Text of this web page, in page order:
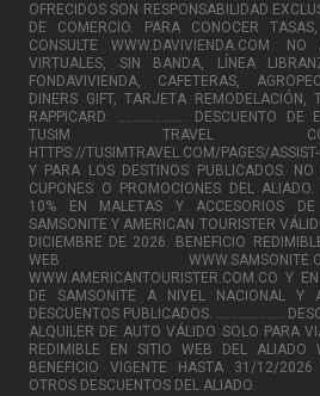
OFRECIDOS SON RESPONSABILIDAD
DE COMERCIO. PARA CONOCER
CONSULTE WWW.DAVIVIENDA.COM.
VIRTUALES, SIN BANDA, LÍNEA
FONDAVIVIENDA, CAFETERAS,
DINERS GIFT, TARJETA REMODELACIÓN,
RAPPICARD. ................... DESCUENTO
TUSIM TRAVEL
HTTPS://TUSIMTRAVEL.COM/PAGES/
Y PARA LOS DESTINOS PUBLICADOS.
CUPONES O PROMOCIONES DEL
10% EN MALETAS Y ACCESORIOS
SAMSONITE Y AMERICAN TOURISTER
DICIEMBRE DE 2026. BENEFICIO
WEB
WWW.AMERICANTOURISTER.COM.CO Y
DE SAMSONITE A NIVEL NACIONAL Y
DESCUENTOS PUBLICADOS. ...................
ALQUILER DE AUTO VÁLIDO SOLO PARA
REDIMIBLE EN SITIO WEB DEL ALIADO
BENEFICIO VIGENTE HASTA 31/12/
OTROS DESCUENTOS DEL ALIADO.